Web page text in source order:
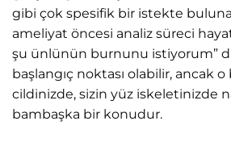
gibi çok spesifik bir istekte
ameliyat öncesi analiz süreci
şu ünlünün burnunu istiyorum”
başlangıç noktası olabilir, ancak
cildinizde, sizin yüz iskeletinizde
bambaşka bir konudur.